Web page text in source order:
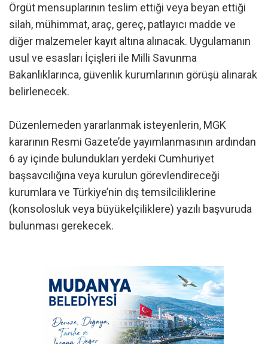
Örgüt mensuplarının teslim ettiği veya beyan ettiği
silah, mühimmat, araç, gereç, patlayıcı madde ve
diğer malzemeler kayıt altına alınacak. Uygulamanın
usul ve esasları İçişleri ile Milli Savunma
Bakanlıklarınca, güvenlik kurumlarının görüşü alınarak
belirlenecek.
Düzenlemeden yararlanmak isteyenlerin, MGK
kararının Resmi Gazete’de yayımlanmasının ardından
6 ay içinde bulundukları yerdeki Cumhuriyet
başsavcılığına veya kurulun görevlendireceği
kurumlara ve Türkiye’nin dış temsilciliklerine
(konsolosluk veya büyükelçiliklere) yazılı başvuruda
bulunması gerekecek.